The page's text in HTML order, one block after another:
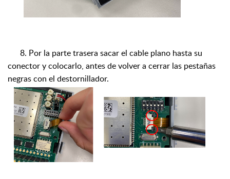
8. Por la parte trasera sacar el cable plano hasta su
conector y colocarlo, antes de volver a cerrar las pestañas
negras con el destornillador.